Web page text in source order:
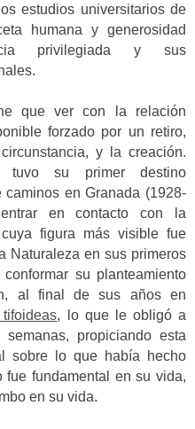
estudios universitarios de
humana y generosidad
privilegiada y sus
que ver con la relación
forzado por un retiro,
y la creación.
tuvo su primer destino
en Granada (1928-
en contacto con la
figura más visible fue
Naturaleza en sus primeros
su planteamiento
al final de sus años en
, lo que le obligó a
propiciando esta
sobre lo que había hecho
fue fundamental en su vida,
en su vida.